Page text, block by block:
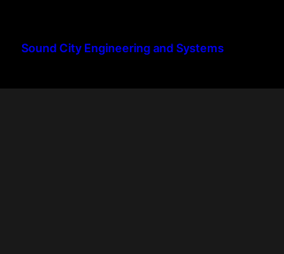
Sound City Engineering and Systems